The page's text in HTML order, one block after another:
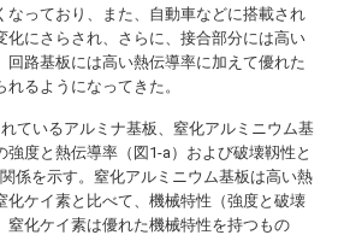
なっており、また、自動車などに搭載され
化にさらされ、さらに、接合部分には高い
回路基板には高い熱伝導率に加えて優れた
るようになってきた。
ているアルミナ基板、窒化アルミニウム基
強度と熱伝導率（図1-a）および破壊靱性と
係を示す。窒化アルミニウム基板は高い熱
化ケイ素と比べて、機械特性（強度と破壊
窒化ケイ素は優れた機械特性を持つもの